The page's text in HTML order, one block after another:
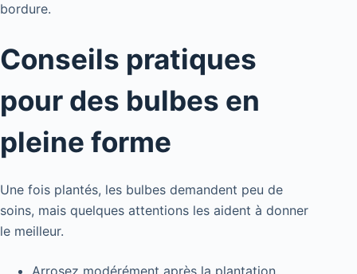
bordure.
Conseils pratiques
pour des bulbes en
pleine forme
Une fois plantés, les bulbes demandent peu de
soins, mais quelques attentions les aident à donner
le meilleur.
Arrosez modérément après la plantation,